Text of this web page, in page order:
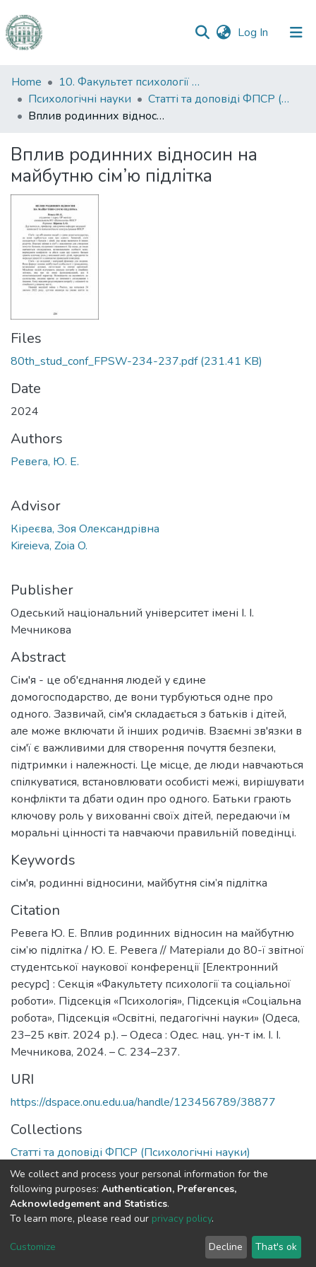
Log In (current)
Communities
&
Collections
Statistics
Home
10. Факультет психології та соціальної роботи
Психологічні науки
Статті та доповіді ФПСР (Психологічні науки)
Вплив родинних відносин на майбутню сім’ю підлітка
Вплив родинних відносин на
майбутню сім’ю підлітка
Files
80th_stud_conf_FPSW-234-237.pdf(231.41 KB)
Date
2024
Authors
Ревега, Ю. Е.
Advisor
Кіреєва, Зоя Олександрівна
Kireieva, Zoia O.
Publisher
Одеський національний університет імені І. І.
Мечникова
Abstract
Сім'я - це об'єднання людей у єдине
домогосподарство, де вони турбуються одне про
одного. Зазвичай, сім'я складається з батьків і дітей,
але може включати й інших родичів. Взаємні зв'язки в
сім'ї є важливими для створення почуття безпеки,
підтримки і належності. Це місце, де люди навчаються
спілкуватися, встановлювати особисті межі, вирішувати
конфлікти та дбати один про одного. Батьки грають
ключову роль у вихованні своїх дітей, передаючи їм
моральні цінності та навчаючи правильній поведінці.
Keywords
сім'я, родинні відносини, майбутня сім’я підлітка
Citation
Ревега Ю. Е. Вплив родинних відносин на майбутню
сім’ю підлітка / Ю. Е. Ревега // Матеріали до 80-ї звітної
студентської наукової конференції [Електронний
ресурс] : Секція «Факультету психології та соціальної
роботи». Підсекція «Психологія», Підсекція «Соціальна
робота», Підсекція «Освітні, педагогічні науки» (Одеса,
23–25 квіт. 2024 р.). – Одеса : Одес. нац. ун-т ім. І. І.
Мечникова, 2024. – С. 234–237.
URI
https://dspace.onu.edu.ua/handle/123456789/38877
Collections
Статті та доповіді ФПСР (Психологічні науки)
Full item page
DSpace software copyright © 2009-2026
Cookie
End User
Agreement
Send
Feedback
We collect and process your personal information for the
following purposes: Authentication, Preferences,
Acknowledgement and Statistics.
To learn more, please read our privacy policy.
Customize Decline That's ok